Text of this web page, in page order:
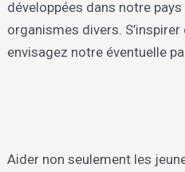
développées dans notre
organismes divers.
envisagez notre éventuelle
Aider non seulement les